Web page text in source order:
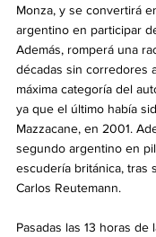
Monza, y se convertirá
argentino en participar
Además, romperá una
décadas sin corredores
máxima categoría del
ya que el último había
Mazzacane, en 2001.
segundo argentino en
escudería británica, tras
Carlos Reutemann.
Pasadas las 13 horas de